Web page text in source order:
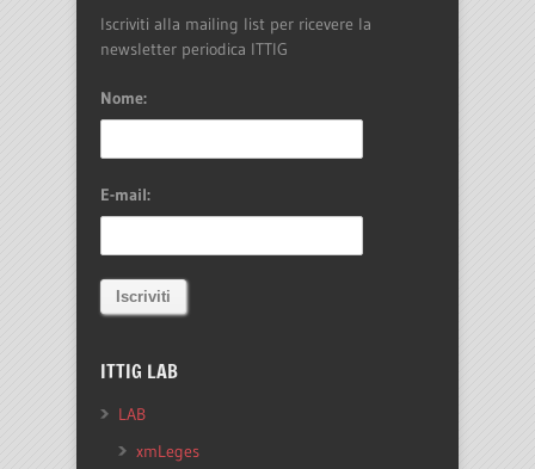
Iscriviti alla mailing list per ricevere la
newsletter periodica ITTIG
Nome:
E-mail:
ITTIG LAB
LAB
xmLeges